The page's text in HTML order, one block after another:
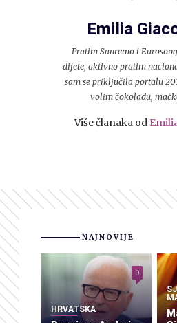
Emilia
Pratim Sanremo i
dijete, aktivno pratim
sam se priključila portalu
volim čokoladu,
Više članaka od
NAJNOVIJE
HRVATSKA
0